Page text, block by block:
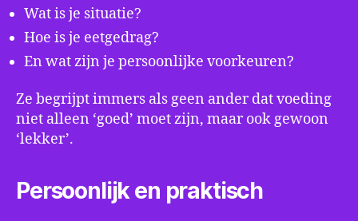
Wat is je situatie?
Hoe is je eetgedrag?
En wat zijn je persoonlijke voorkeuren?
Ze begrijpt immers als geen ander dat voeding
niet alleen ‘goed’ moet zijn, maar ook gewoon
‘lekker’.
Persoonlijk en praktisch